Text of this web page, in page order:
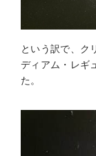
という訳で、ク
ディアム・レギ
た。